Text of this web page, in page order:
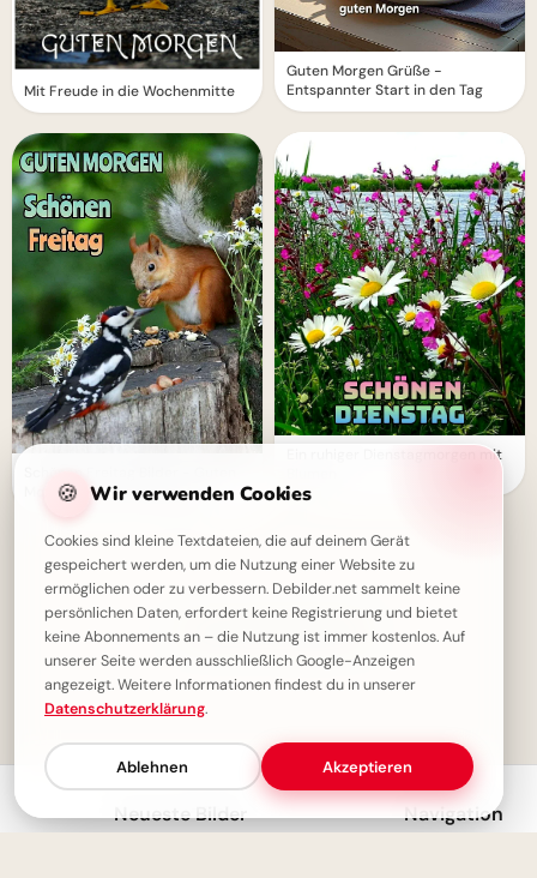
Mit Freude in die Wochenmitte
Morgen Gruß für WhatsApp
Guten Morgen Grüße -
Entspannter Start in den Tag
Ein ruhiger Dienstagmorgen mit
✓ Du hast alles gesehen!
🍪 Wir verwenden Cookies
Cookies sind kleine Textdateien, die auf deinem Gerät
gespeichert werden, um die Nutzung einer Website zu
ermöglichen oder zu verbessern. Debilder.net sammelt keine
persönlichen Daten, erfordert keine Registrierung und bietet
keine Abonnements an – die Nutzung ist immer kostenlos. Auf
unserer Seite werden ausschließlich Google-Anzeigen
angezeigt. Weitere Informationen findest du in unserer
Datenschutzerklärung.
Ablehnen Akzeptieren
Neueste Bilder Navigation